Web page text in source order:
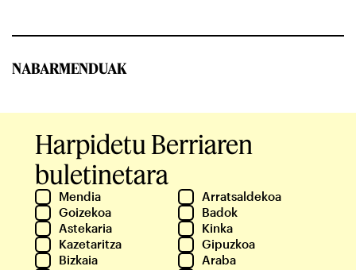
NABARMENDUAK
Harpidetu Berriaren
buletinetara
Mendia
Arratsaldekoa
Goizekoa
Badok
Astekaria
Kinka
Kazetaritza
Gipuzkoa
Bizkaia
Araba